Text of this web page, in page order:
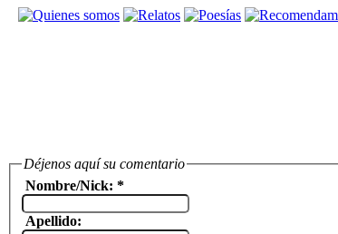
Déjenos aquí su comentario
Nombre/Nick: *
Apellido: